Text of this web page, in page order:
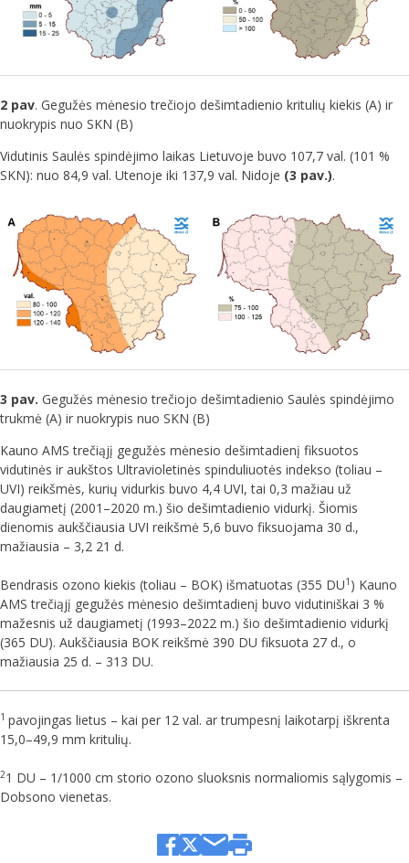
2 pav. Gegužės mėnesio trečiojo dešimtadienio kritulių kiekis (A) ir
nuokrypis nuo SKN (B)
Vidutinis Saulės spindėjimo laikas Lietuvoje buvo 107,7 val. (101 %
SKN): nuo 84,9 val. Utenoje iki 137,9 val. Nidoje (3 pav.).
3 pav. Gegužės mėnesio trečiojo dešimtadienio Saulės spindėjimo
trukmė (A) ir nuokrypis nuo SKN (B)
Kauno AMS trečiąjį gegužės mėnesio dešimtadienį fiksuotos
vidutinės ir aukštos Ultravioletinės spinduliuotės indekso (toliau –
UVI) reikšmės, kurių vidurkis buvo 4,4 UVI, tai 0,3 mažiau už
daugiametį (2001–2020 m.) šio dešimtadienio vidurkį. Šiomis
dienomis aukščiausia UVI reikšmė 5,6 buvo fiksuojama 30 d.,
mažiausia – 3,2 21 d.
Bendrasis ozono kiekis (toliau – BOK) išmatuotas (355 DU1 ) Kauno
AMS trečiąjį gegužės mėnesio dešimtadienį buvo vidutiniškai 3 %
mažesnis už daugiametį (1993–2022 m.) šio dešimtadienio vidurkį
(365 DU). Aukščiausia BOK reikšmė 390 DU fiksuota 27 d., o
mažiausia 25 d. – 313 DU.
1 pavojingas lietus – kai per 12 val. ar trumpesnį laikotarpį iškrenta
15,0–49,9 mm kritulių.
21 DU – 1/1000 cm storio ozono sluoksnis normaliomis sąlygomis –
Dobsono vienetas.